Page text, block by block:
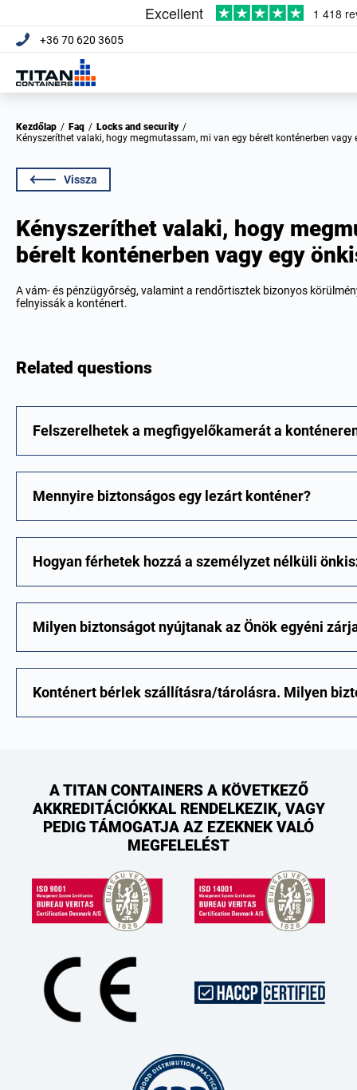
+36 70 620 3605
Kezdőlap / Faq / Locks and security /
Kényszeríthet valaki, hogy megmutassam, mi van egy bérelt konténerben
Vissza
Kényszeríthet valaki, hogy
bérelt konténerben vagy egy
A vám- és pénzügyőrség, valamint a rendőrtisztek bizonyos
felnyissák a konténert.
Related questions
Felszerelhetek a megfigyelőkamerát a
Mennyire biztonságos egy lezárt konténer?
Hogyan férhetek hozzá a személyzet nélküli
Milyen biztonságot nyújtanak az Önök egyéni
Konténert bérlek szállításra/tárolásra. Milyen
A TITAN CONTAINERS A KÖVETKEZŐ
AKKREDITÁCIÓKKAL RENDELKEZIK, VAGY
PEDIG TÁMOGATJA AZ EZEKNEK VALÓ
MEGFELELÉST